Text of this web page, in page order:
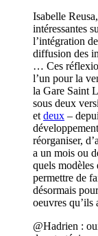
Isabelle
intéressantes
l’intégration
diffusion des
… Ces
l’un pour la
la Gare Saint
sous deux
etdeux –
réorganiser,
a un mois ou
quels modèles
permettre de
désormais
oeuvres qu’ils
@Hadrien :